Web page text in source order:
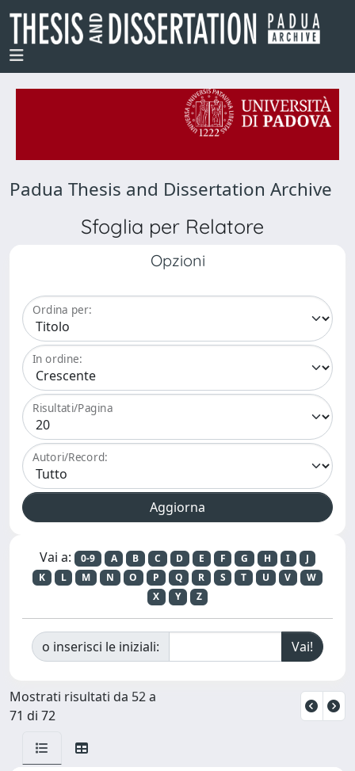
Padua Thesis and Dissertation Archive
Sfoglia per Relatore
Opzioni
Ordina per:
In ordine:
Risultati/Pagina
Autori/Record:
Vai a: 0-9 A B C D E F G H I
J
K
L M N O P Q R S T U V
W
X
Y Z
o inserisci le iniziali:
Mostrati risultati da 52 a
71 di 72